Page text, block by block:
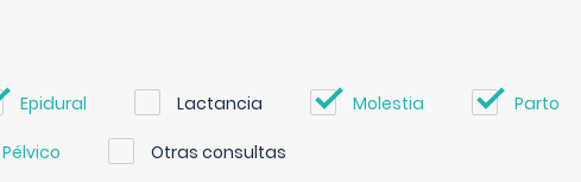
Epidural Lactancia Molestia Parto
Otras consultas